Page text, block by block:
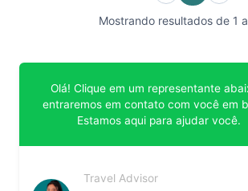
Mostrando resultados de 1
Olá! Clique em um representante
entraremos em contato com você em
Estamos aqui para ajudar você.
Travel Advisor